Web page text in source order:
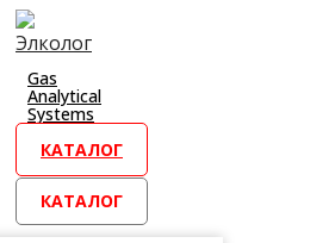
Перейти
к
контенту
Gas
Analytical
Systems
КАТАЛОГ
КАТАЛОГ